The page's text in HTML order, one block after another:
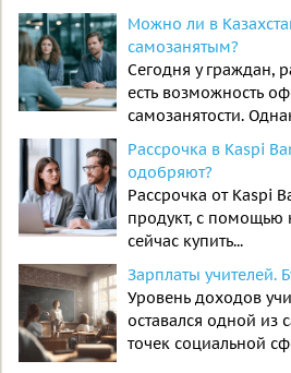
Можно ли в
самозанятым?
Сегодня у граждан,
есть возможность
самозанятости.
Рассрочка в Kaspi
одобряют?
Рассрочка от Kaspi
продукт, с
сейчас купить...
Зарплаты учителей.
Уровень доходов
оставался одной из
точек социальной